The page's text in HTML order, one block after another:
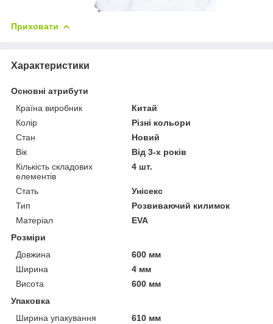
Приховати
Характеристики
Основні атрибути
Країна виробник
Китай
Колір
Різні кольори
Стан
Новий
Вік
Від 3-х років
Кількість складових
елементів
4 шт.
Стать
Унісекс
Тип
Розвиваючий килимок
Матеріал
EVA
Розміри
Довжина
600 мм
Ширина
4 мм
Висота
600 мм
Упаковка
Ширина упакування
610 мм